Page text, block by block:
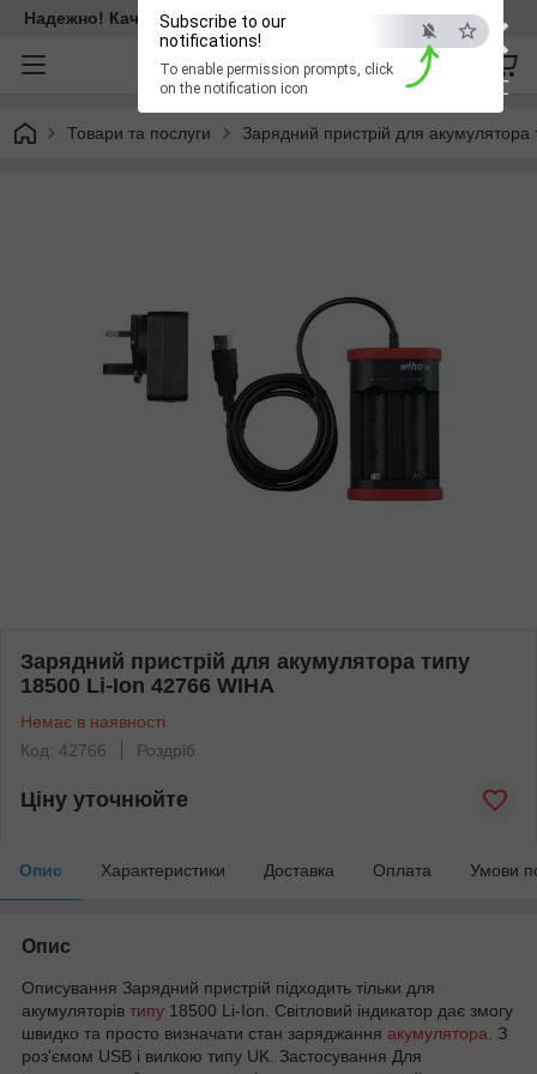
×
ESC
Subscribe to our
notifications!
To enable permission prompts, click
on the notification icon
Надежно! Качественно! Для всех!
Товари та послуги Зарядний пристрій для
Зарядний пристрій для акумулятора типу
18500 Li-Ion 42766 WIHA
Немає в наявності
Код: 42766
Роздріб
Ціну уточнюйте
Опис Характеристики Доставка Оплата Умови
Опис
Oписування Зарядний пристрій підходить тільки для
акумуляторів типу 18500 Li-Ion. Світловий індикатор дає змогу
швидко та просто визначати стан заряджання акумулятора . З
роз'ємом USB і вилкою типу UK. Застосування Для